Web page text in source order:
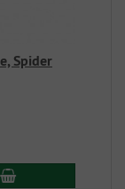
Spider